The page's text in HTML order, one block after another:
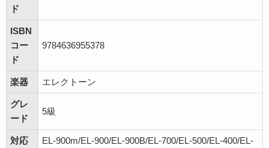
ド
ISBN
コー
ド
9784636955378
楽器 エレクトーン
グレ
ード
5級
対応
EL-900m/EL-900/EL-900B/EL-700/EL-500/EL-400/EL-